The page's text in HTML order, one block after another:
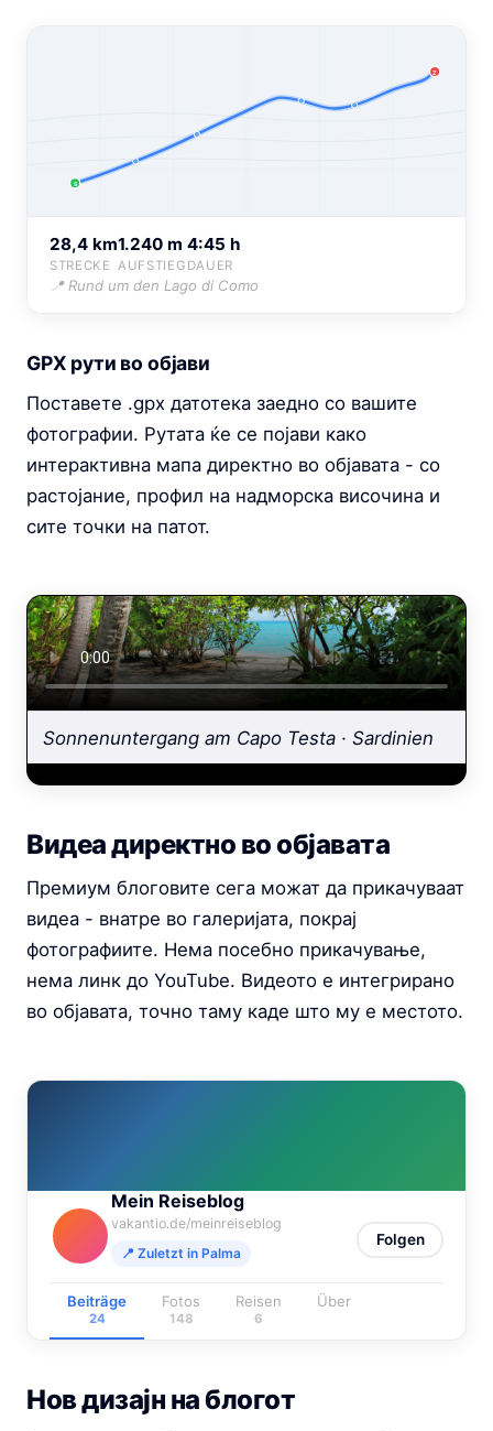
S
Z
28,4 km
STRECKE
1.240 m
AUFSTIEG
4:45 h
DAUER
📍 Rund um den Lago di Como
GPX рути во објави
Поставете .gpx датотека заедно со вашите
фотографии. Рутата ќе се појави како
интерактивна мапа директно во објавата - со
растојание, профил на надморска височина и
сите точки на патот.
Sonnenuntergang am Capo Testa · Sardinien
Видеа директно во објавата
Премиум блоговите сега можат да прикачуваат
видеа - внатре во галеријата, покрај
фотографиите. Нема посебно прикачување,
нема линк до YouTube. Видеото е интегрирано
во објавата, точно таму каде што му е местото.
Mein Reiseblog
vakantio.de/meinreiseblog
📍 Zuletzt in Palma
Folgen
Beiträge
24
Fotos
148
Reisen
6
Über
Нов дизајн на блогот